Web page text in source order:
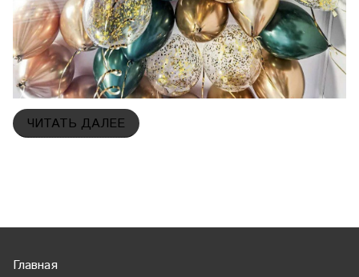
ЧИТАТЬ ДАЛЕЕ
Главная